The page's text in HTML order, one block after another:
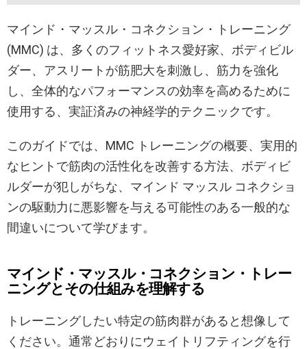
マインド・マッスル・コネクション・トレーニング
(MMC) は、多くのフィットネス愛好家、ボディビル
ダー、アスリートが筋肥大を刺激し、筋力を強化
し、全体的なパフォーマンスの効率を高めるために
使用する、実証済みの神経学的テクニックです。
このガイドでは、MMC トレーニングの概要、実用的
なヒントで筋肉の活性化を改善する方法、ボディビ
ルダーが犯しがちな、マインド マッスル コネクショ
ンの駆動力に悪影響を与える可能性のある一般的な
間違いについて学びます。
マインド・マッスル・コネクション・トレー
ニングとその仕組みを理解する
トレーニングしたい特定の筋肉群があると想像して
ください。通常どおりにウェイトリフティングを行